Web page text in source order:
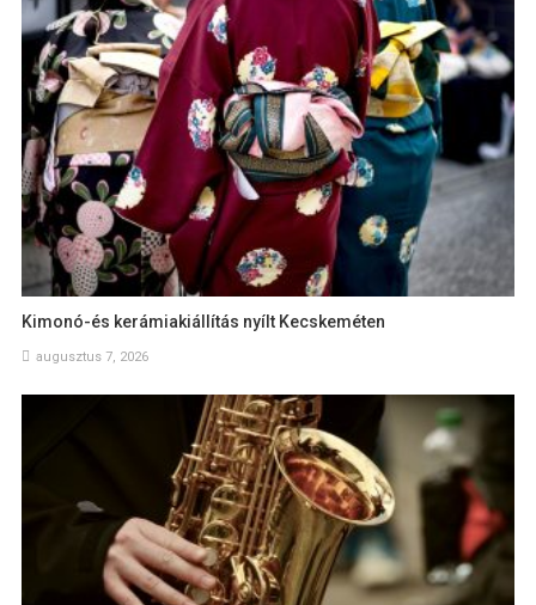
Kimonó-és kerámiakiállítás nyílt Kecskeméten
augusztus 7, 2026